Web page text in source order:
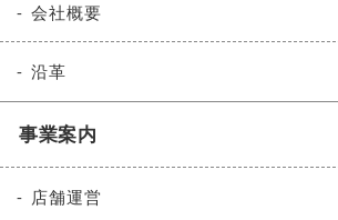
会社概要
沿革
事業案内
店舗運営